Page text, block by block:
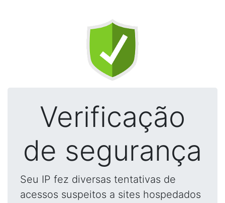
Verificação
de segurança
Seu IP fez diversas tentativas de
acessos suspeitos a sites hospedados